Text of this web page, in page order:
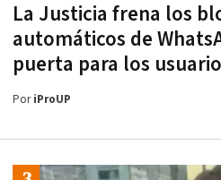
La Justicia frena los
automáticos de
puerta para los
PoriProUP